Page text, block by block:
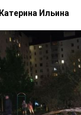
Катерина Ильина